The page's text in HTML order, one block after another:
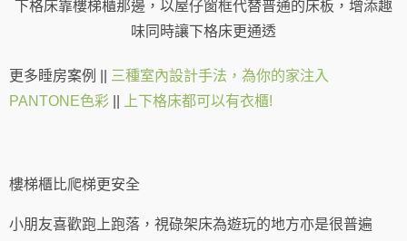
下格床靠樓梯櫃那邊，以屋仔窗框代替普通的床板，增添趣
味同時讓下格床更通透
更多睡房案例 ||
三種室內設計手法，為你的家注入
PANTONE色彩
上下格床都可以有衣櫃!
樓梯櫃比爬梯更安全
小朋友喜歡跑上跑落，視碌架床為遊玩的地方亦是很普遍